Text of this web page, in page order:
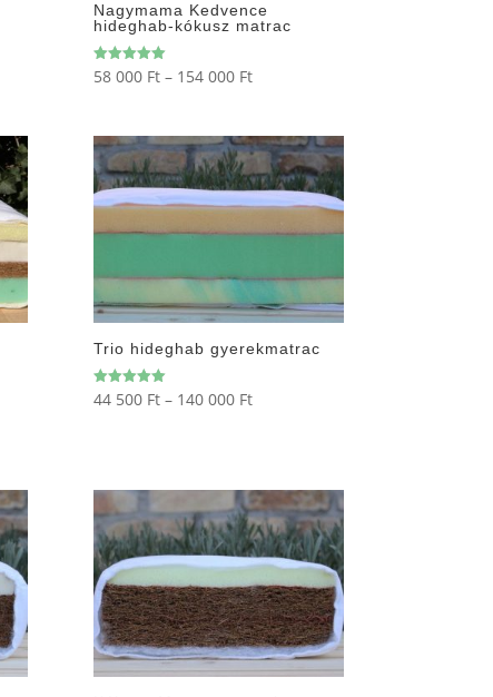
Nagymama Kedvence
hideghab-kókusz matrac
Értékelés:
5.00
58 000 Ft – 154 000 FtÁrtartomány:
-
154
000 Ft
Trio hideghab gyerekmatrac
Értékelés:
5.00
44 500 Ft – 140 000 FtÁrtartomány:
140
000 Ft